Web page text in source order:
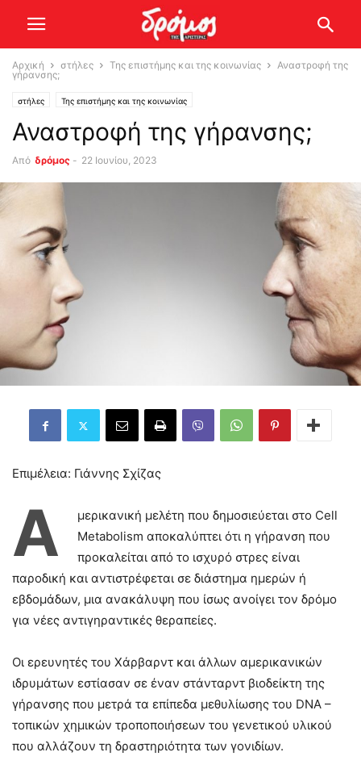
Αρχική στήλες Της επιστήμης και της κοινωνίας
Αναστροφή της
γήρανσης;
στήλες Της επιστήμης και της κοινωνίας
Αναστροφή της γήρανσης;
Από δρόμος - 22 Ιουνίου, 2023
Επιμέλεια: Γιάννης Σχίζας
Α
μερικανική μελέτη που δημοσιεύεται στο Cell
Metabolism αποκαλύπτει ότι η γήρανση που
προκαλείται από το ισχυρό στρες είναι
παροδική και αντιστρέφεται σε διάστημα ημερών ή
εβδομάδων, μια ανακάλυψη που ίσως ανοίγει τον δρόμο
για νέες αντιγηραντικές θεραπείες.
Οι ερευνητές του Χάρβαρντ και άλλων αμερικανικών
ιδρυμάτων εστίασαν σε έναν στάνταρντ βιοδείκτη της
γήρανσης που μετρά τα επίπεδα μεθυλίωσης του DNA –
τοπικών χημικών τροποποιήσεων του γενετικού υλικού
που αλλάζουν τη δραστηριότητα των γονιδίων.